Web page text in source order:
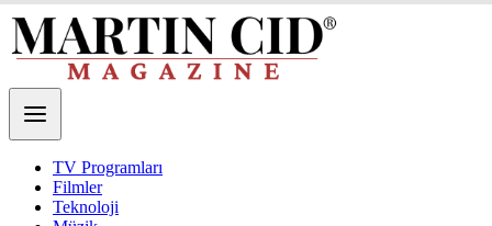
TV Programları
Filmler
Teknoloji